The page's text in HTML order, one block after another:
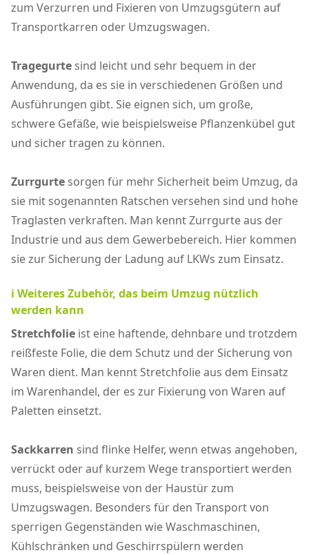
zum Verzurren und Fixieren von Umzugsgütern auf
Transportkarren oder Umzugswagen.
Tragegurte sind leicht und sehr bequem in der
Anwendung, da es sie in verschiedenen Größen und
Ausführungen gibt. Sie eignen sich, um große,
schwere Gefäße, wie beispielsweise Pflanzenkübel gut
und sicher tragen zu können.
Zurrgurte sorgen für mehr Sicherheit beim Umzug, da
sie mit sogenannten Ratschen versehen sind und hohe
Traglasten verkraften. Man kennt Zurrgurte aus der
Industrie und aus dem Gewerbebereich. Hier kommen
sie zur Sicherung der Ladung auf LKWs zum Einsatz.
ℹ️ Weiteres Zubehör, das beim Umzug nützlich
werden kann
Stretchfolie ist eine haftende, dehnbare und trotzdem
reißfeste Folie, die dem Schutz und der Sicherung von
Waren dient. Man kennt Stretchfolie aus dem Einsatz
im Warenhandel, der es zur Fixierung von Waren auf
Paletten einsetzt.
Sackkarren sind flinke Helfer, wenn etwas angehoben,
verrückt oder auf kurzem Wege transportiert werden
muss, beispielsweise von der Haustür zum
Umzugswagen. Besonders für den Transport von
sperrigen Gegenständen wie Waschmaschinen,
Kühlschränken und Geschirrspülern werden